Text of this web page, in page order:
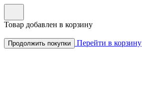
Товар добавлен в корзину
Продолжить покупки Перейти в корзину